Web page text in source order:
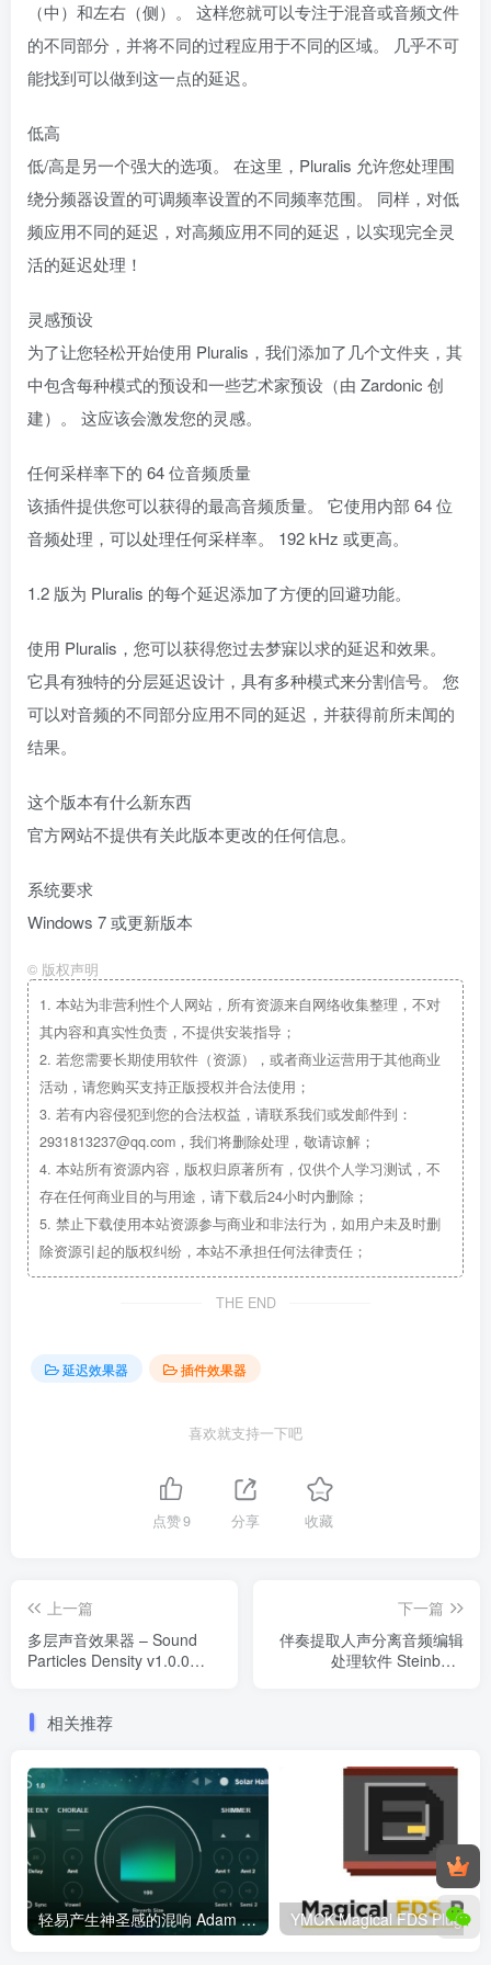
（中）和左右（侧）。 这样您就可以专注于混音或音频文件
的不同部分，并将不同的过程应用于不同的区域。 几乎不可
能找到可以做到这一点的延迟。
低高
低/高是另一个强大的选项。 在这里，Pluralis 允许您处理围
绕分频器设置的可调频率设置的不同频率范围。 同样，对低
频应用不同的延迟，对高频应用不同的延迟，以实现完全灵
活的延迟处理！
灵感预设
为了让您轻松开始使用 Pluralis，我们添加了几个文件夹，其
中包含每种模式的预设和一些艺术家预设（由 Zardonic 创
建）。 这应该会激发您的灵感。
任何采样率下的 64 位音频质量
该插件提供您可以获得的最高音频质量。 它使用内部 64 位
音频处理，可以处理任何采样率。 192 kHz 或更高。
1.2 版为 Pluralis 的每个延迟添加了方便的回避功能。
使用 Pluralis，您可以获得您过去梦寐以求的延迟和效果。
它具有独特的分层延迟设计，具有多种模式来分割信号。 您
可以对音频的不同部分应用不同的延迟，并获得前所未闻的
结果。
这个版本有什么新东西
官方网站不提供有关此版本更改的任何信息。
系统要求
Windows 7 或更新版本
© 版权声明
1. 本站为非营利性个人网站，所有资源来自网络收集整理，不对
其内容和真实性负责，不提供安装指导；
2. 若您需要长期使用软件（资源），或者商业运营用于其他商业
活动，请您购买支持正版授权并合法使用；
3. 若有内容侵犯到您的合法权益，请联系我们或发邮件到：
2931813237@qq.com，我们将删除处理，敬请谅解；
4. 本站所有资源内容，版权归原著所有，仅供个人学习测试，不
存在任何商业目的与用途，请下载后24小时内删除；
5. 禁止下载使用本站资源参与商业和非法行为，如用户未及时删
除资源引起的版权纠纷，本站不承担任何法律责任；
THE END
延迟效果器 插件效果器
喜欢就支持一下吧
点赞9 分享 收藏
上一篇
多层声音效果器 – Sound
Particles Density v1.0.0
下一篇
伴奏提取人声分离音频编辑
处理软件 Steinberg
相关推荐
轻易产生神圣感的混响 Adam Szabo Solaris v1.0 VST VST3 WiN